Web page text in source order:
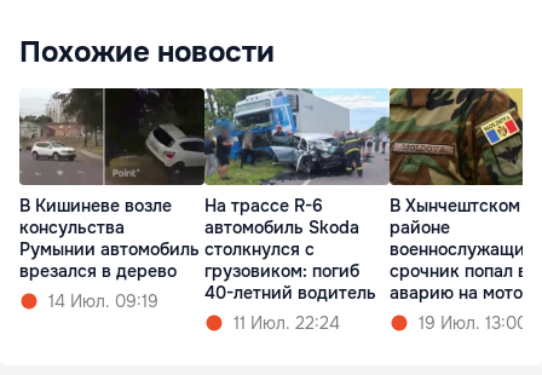
Похожие новости
В Кишиневе возле
консульства
Румынии автомобиль
врезался в дерево
14 Июл. 09:19
На трассе R-6
автомобиль Skoda
столкнулся с
грузовиком: погиб
40-летний водитель
11 Июл. 22:24
В Хынчештском
районе
военнослужащий-
срочник попал в
аварию на
19 Июл. 13:00